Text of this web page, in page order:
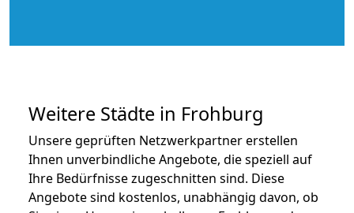
Weitere Städte in Frohburg
Unsere geprüften Netzwerkpartner erstellen
Ihnen unverbindliche Angebote, die speziell auf
Ihre Bedürfnisse zugeschnitten sind. Diese
Angebote sind kostenlos, unabhängig davon, ob